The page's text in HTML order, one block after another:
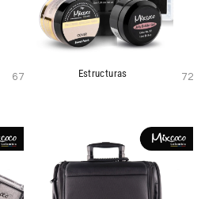
67 Estructuras 72